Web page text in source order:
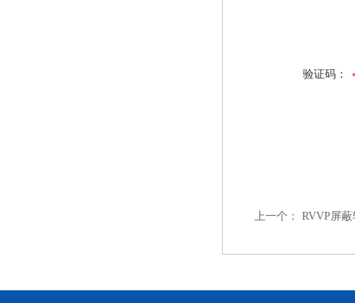
验证码：
上一个： RVVP屏